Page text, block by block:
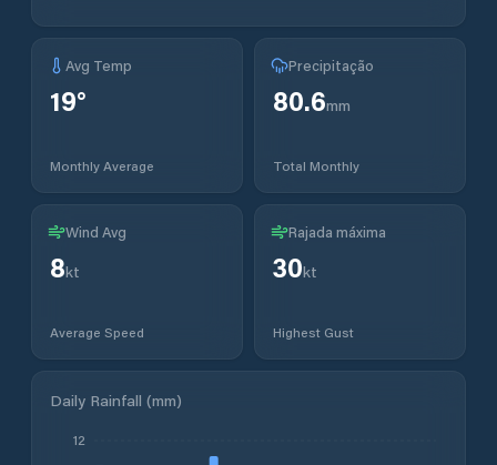
Avg Temp
19°
Monthly Average
Precipitação
80.6mm
Total Monthly
Wind Avg
8kt
Average Speed
Rajada máxima
30kt
Highest Gust
Daily Rainfall (mm)
12